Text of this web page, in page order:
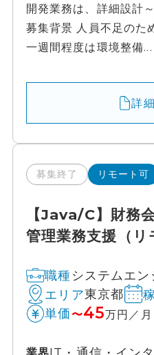
開発業務は、詳細設計
募集背景 人員不足の
一週間程度は環境整備...
詳
募集終了 リモート可
【Java/C】財務
管理業務支援（リ
職種システムエン
エリア東京都
単価 〜45万円／月